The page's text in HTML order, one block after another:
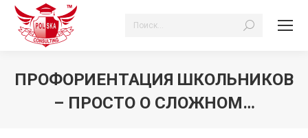
Поиск:
ПРОФОРИЕНТАЦИЯ ШКОЛЬНИКОВ
– ПРОСТО О СЛОЖНОМ…